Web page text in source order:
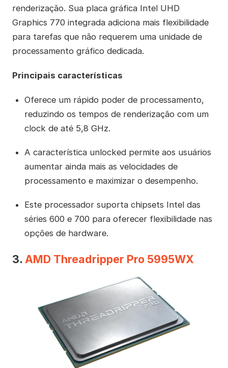
renderização. Sua placa gráfica Intel UHD
Graphics 770 integrada adiciona mais flexibilidade
para tarefas que não requerem uma unidade de
processamento gráfico dedicada.
Principais características
Oferece um rápido poder de processamento,
reduzindo os tempos de renderização com um
clock de até 5,8 GHz.
A característica unlocked permite aos usuários
aumentar ainda mais as velocidades de
processamento e maximizar o desempenho.
Este processador suporta chipsets Intel das
séries 600 e 700 para oferecer flexibilidade nas
opções de hardware.
3.AMD Threadripper Pro 5995WX